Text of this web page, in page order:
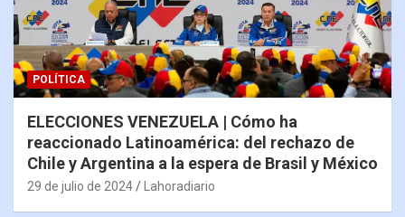
POLÍTICA
ELECCIONES VENEZUELA | Cómo ha
reaccionado Latinoamérica: del rechazo de
Chile y Argentina a la espera de Brasil y México
29 de julio de 2024 Lahoradiario